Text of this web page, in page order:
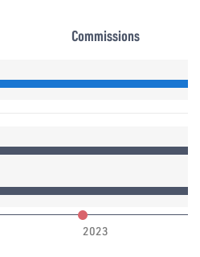
Commissions
2023